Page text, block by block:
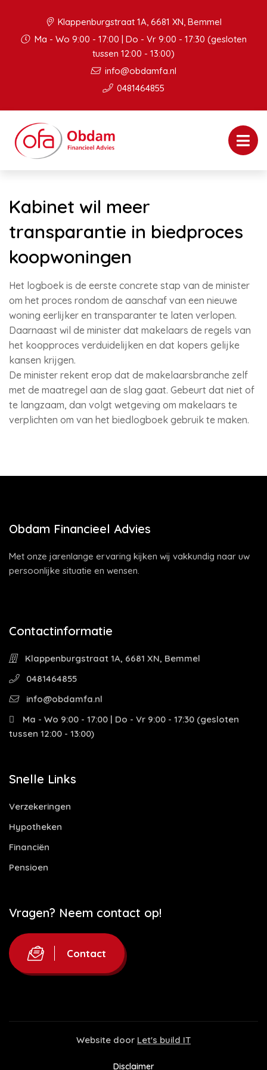
Klappenburgstraat 1A, 6681 XN, Bemmel
Ma - Wo 9:00 - 17:00 | Do - Vr 9:00 - 17:30 (gesloten
tussen 12:00 - 13:00)
info@obdamfa.nl
0481464855
Kabinet wil meer
transparantie in biedproces
koopwoningen
Het logboek is de eerste concrete stap van de minister
om het proces rondom de aanschaf van een nieuwe
woning eerlijker en transparanter te laten verlopen.
Daarnaast wil de minister dat makelaars de regels van
het koopproces verduidelijken en dat kopers gelijke
kansen krijgen.
De minister rekent erop dat de makelaarsbranche zelf
met de maatregel aan de slag gaat. Gebeurt dat niet of
te langzaam, dan volgt wetgeving om makelaars te
verplichten om van het biedlogboek gebruik te maken.
Obdam Financieel Advies
Met onze jarenlange ervaring kijken wij vakkundig naar uw
persoonlijke situatie en wensen.
Contactinformatie
Klappenburgstraat 1A, 6681 XN, Bemmel
0481464855
info@obdamfa.nl
Ma - Wo 9:00 - 17:00 | Do - Vr 9:00 - 17:30 (gesloten
tussen 12:00 - 13:00)
Snelle Links
Verzekeringen
Hypotheken
Financiën
Pensioen
Vragen? Neem contact op!
Contact
Website door Let's build IT
Disclaimer